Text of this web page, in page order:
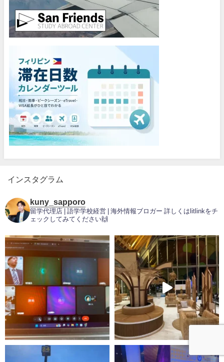
インスタグラム
kuny_sapporo
留学代理店 | 語学学校経営 | 海外情報ブロガー 詳しくはlitlinkをチ
ェックしてみてください🙌